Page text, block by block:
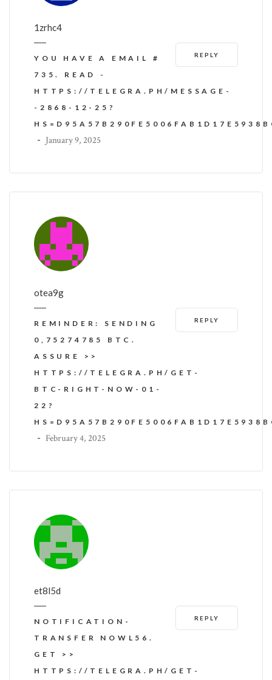
1zrhc4
REPLY
YOU HAVE A EMAIL #
735. READ -
HTTPS://TELEGRA.PH/MESSAGE-
-2868-12-25?
- January 9, 2025
otea9g
REPLY
REMINDER: SENDING
0,75274785 BTC.
ASSURE >>
HTTPS://TELEGRA.PH/GET-
BTC-RIGHT-NOW-01-
22?
- February 4, 2025
et8l5d
REPLY
NOTIFICATION-
TRANSFER NOWL56.
GET >>
HTTPS://TELEGRA.PH/GET-